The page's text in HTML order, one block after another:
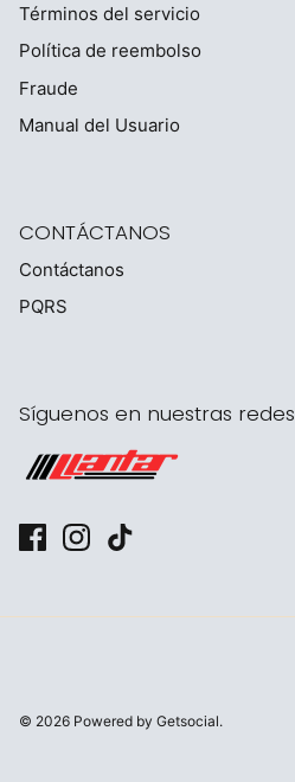
Términos del servicio
Política de reembolso
Fraude
Manual del Usuario
CONTÁCTANOS
Contáctanos
PQRS
Síguenos en nuestras redes
© 2026 Powered by Getsocial.